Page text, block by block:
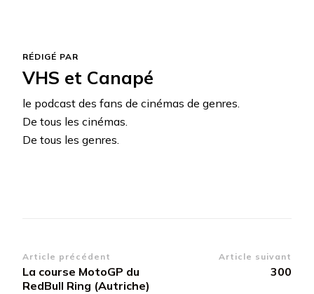
RÉDIGÉ PAR
VHS et Canapé
le podcast des fans de cinémas de genres.
De tous les cinémas.
De tous les genres.
Navigation
d’article
Article précédent
La course MotoGP du
RedBull Ring (Autriche)
Article suivant
300